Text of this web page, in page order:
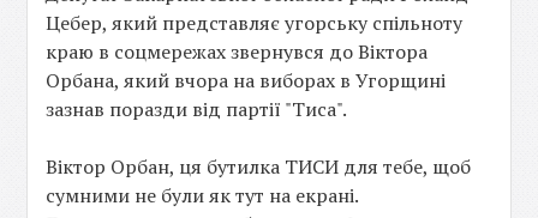
Цебер, який представляє угорську спільноту
краю в соцмережах звернувся до Віктора
Орбана, який вчора на виборах в Угорщині
зазнав поразди від партії "Тиса".
Віктор Орбан, ця бутилка ТИСИ для тебе, щоб
сумними не були як тут на екрані.